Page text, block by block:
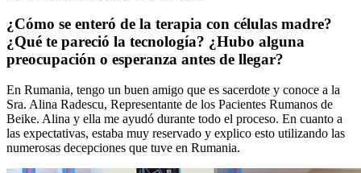
¿Cómo se enteró de la terapia con células madre?
¿Qué te pareció la tecnología? ¿Hubo alguna
preocupación o esperanza antes de llegar?
En Rumania, tengo un buen amigo que es sacerdote y conoce a la
Sra. Alina Radescu, Representante de los Pacientes Rumanos de
Beike. Alina y ella me ayudó durante todo el proceso. En cuanto a
las expectativas, estaba muy reservado y explico esto utilizando las
numerosas decepciones que tuve en Rumania.